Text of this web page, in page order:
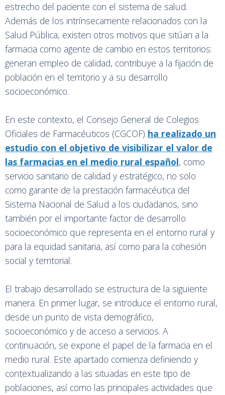
estrecho del paciente con el sistema de salud.
Además de los intrínsecamente relacionados con la
Salud Pública, existen otros motivos que sitúan a la
farmacia como agente de cambio en estos territorios:
generan empleo de calidad, contribuye a la fijación de
población en el territorio y a su desarrollo
socioeconómico.
En este contexto, el Consejo General de Colegios
Oficiales de Farmacéuticos (CGCOF) ha realizado un
estudio con el objetivo de visibilizar el valor de
las farmacias en el medio rural español, como
servicio sanitario de calidad y estratégico, no solo
como garante de la prestación farmacéutica del
Sistema Nacional de Salud a los ciudadanos, sino
también por el importante factor de desarrollo
socioeconómico que representa en el entorno rural y
para la equidad sanitaria, así como para la cohesión
social y territorial.
El trabajo desarrollado se estructura de la siguiente
manera. En primer lugar, se introduce el entorno rural,
desde un punto de vista demográfico,
socioeconómico y de acceso a servicios. A
continuación, se expone el papel de la farmacia en el
medio rural. Este apartado comienza definiendo y
contextualizando a las situadas en este tipo de
poblaciones, así como las principales actividades que